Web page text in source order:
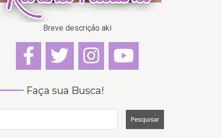
Breve descrição aki
Faça sua Busca!